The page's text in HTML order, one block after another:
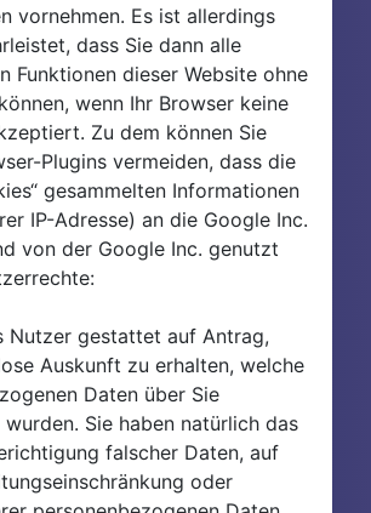
vornehmen. Es ist allerdings
dass Sie dann alle
Funktionen dieser Website ohne
wenn Ihr Browser keine
Zu dem können Sie
Plugins vermeiden, dass die
gesammelten Informationen
IP-Adresse) an die Google Inc.
von der Google Inc. genutzt
Nutzer gestattet auf Antrag,
Auskunft zu erhalten, welche
Daten über Sie
Sie haben natürlich das
falscher Daten, auf
oder